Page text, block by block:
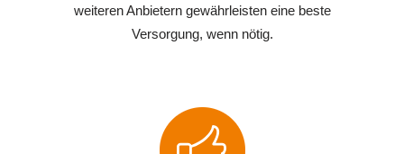
weiteren Anbietern gewährleisten eine beste
Versorgung, wenn nötig.